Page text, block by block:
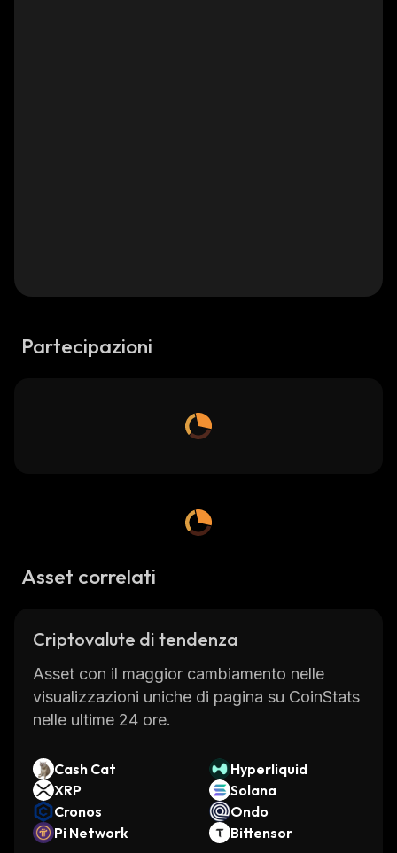
Partecipazioni
Asset correlati
Criptovalute di tendenza
Asset con il maggior cambiamento nelle
visualizzazioni uniche di pagina su CoinStats
nelle ultime 24 ore.
Cash Cat
Hyperliquid
XRP
Solana
Cronos
Ondo
Pi Network
Bittensor